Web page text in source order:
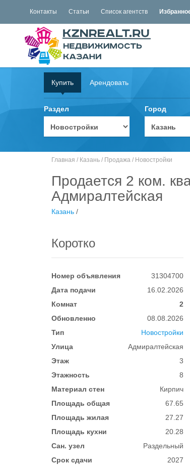
Контакты Статьи Список агентств
Купить Арендовать
Раздел Город
Главная / Казань / Продажа / Новостройки
Продается 2 ком.
Адмиралтейская
Казань /
Коротко
Номер объявления
31304700
Дата подачи
16.02.2026
Комнат
2
Обновленно
08.08.2026
Тип
Новостройки
Улица
Адмиралтейская
Этаж
3
Этажность
8
Материал стен
Кирпич
Площадь общая
67.65
Площадь жилая
27.27
Площадь кухни
20.28
Сан. узел
Раздельный
Срок сдачи
2027